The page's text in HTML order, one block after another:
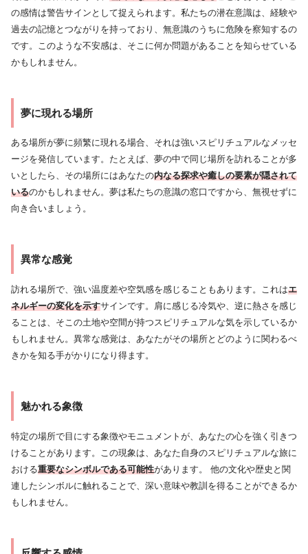
の感情は警告サインとして捉えられます。私たちの潜在意識は、経験や
過去の記憶とつながりを持っており、無意識のうちに危険を察知するの
です。このような不安感は、そこに何か問題があることを知らせている
かもしれません。
夢に現れる場所
ある場所が夢に頻繁に現れる場合、それは強いスピリチュアルなメッセ
ージを発信しています。たとえば、夢の中で同じ場所を訪れることが多
いとしたら、その場所にはあなたの内なる探求や癒しの要素が隠されて
いるのかもしれません。夢は私たちの意識の窓口ですから、無視せずに
向き合いましょう。
異常な感覚
訪れる場所で、強い温度差や空気感を感じることもあります。これはエ
ネルギーの変化を示すサインです。肩に感じる冷気や、逆に熱さを感じ
ることは、そこの土地や空間が持つスピリチュアルな気を示しているか
もしれません。異常な感覚は、あなたがその場所とどのように関わるべ
きかを知る手がかりになり得ます。
魅かれる象徴
特定の場所で目にする象徴やモニュメントが、あなたの心を強く引きつ
けることがあります。この現象は、あなた自身のスピリチュアルな旅に
おける重要なシンボルである可能性があります。 他の文化や歴史と関
連したシンボルに触れることで、深い意味や教訓を得ることができるか
もしれません。